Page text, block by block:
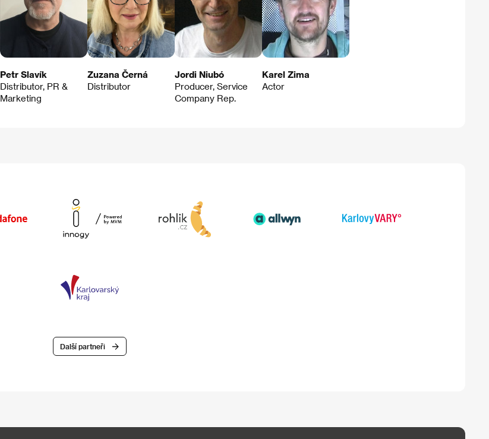
Petr Slavík
Distributor, PR &
Marketing
Zuzana Černá
Distributor
Jordi Niubó
Producer, Service
Company Rep.
Karel Zima
Actor
Další partneři